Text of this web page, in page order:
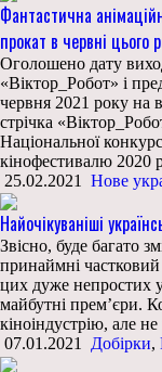
Фантастична
прокат в червні цього
Оголошено дату
«Віктор_Робот» і
червня 2021 року на
стрічка
Національної
кінофестивалю 2020
25.02.2021
Нове
Найочікуваніші
Звісно, буде багато
принаймні
цих дуже непростих
майбутні прем’єри.
кіноіндустрію, але
07.01.2021
Добірки,